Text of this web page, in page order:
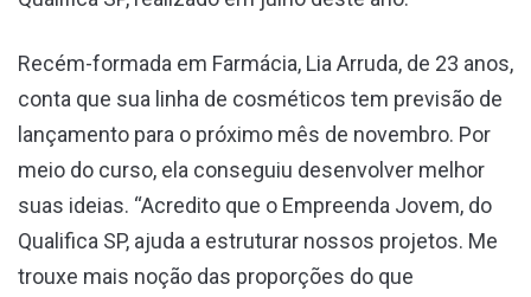
Recém-formada em Farmácia, Lia Arruda, de 23 anos,
conta que sua linha de cosméticos tem previsão de
lançamento para o próximo mês de novembro. Por
meio do curso, ela conseguiu desenvolver melhor
suas ideias. “Acredito que o Empreenda Jovem, do
Qualifica SP, ajuda a estruturar nossos projetos. Me
trouxe mais noção das proporções do que